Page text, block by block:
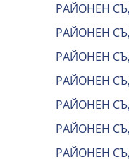
РАЙОНЕН
РАЙОНЕН
РАЙОНЕН
РАЙОНЕН
РАЙОНЕН
РАЙОНЕН
РАЙОНЕН